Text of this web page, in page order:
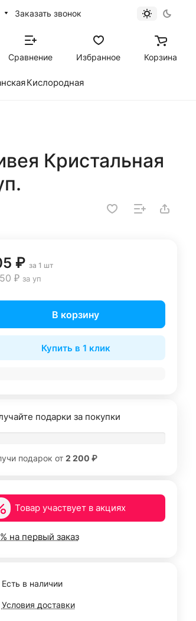
Заказать звонок
Сравнение Избранное Корзина
Кислородная
Кристальная
₽ за 1 шт
₽ за уп
В корзину
Купить в 1 клик
подарки за покупки
подарок от 2 200 ₽
Товар участвует в акциях
на первый заказ
Есть в наличии
Условия доставки